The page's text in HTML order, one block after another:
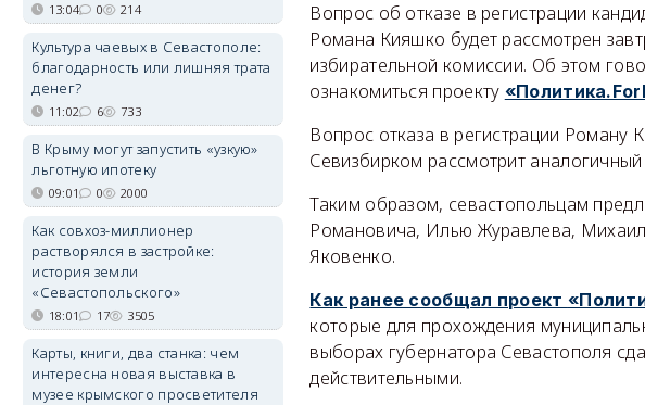
Вопрос об отказе в регистрации
Романа Кияшко будет рассмотрен
избирательной комиссии. Об этом
ознакомиться проекту
Вопрос отказа в регистрации Роману
Севизбирком рассмотрит
Таким образом, севастопольцам
Романовича, Илью Журавлева,
Яковенко.
Как ранее сообщал проект
которые для прохождения
выборах губернатора Севастополя
действительными.
13:04 0 214
Культура чаевых в Севастополе:
благодарность или лишняя трата
денег?
11:02 6 733
В Крыму могут запустить «узкую»
льготную ипотеку
09:01 0 2000
Как совхоз-миллионер
растворялся в застройке:
история земли
«Севастопольского»
18:01 17 3505
Карты, книги, два станка: чем
интересна новая выставка в
музее крымского просветителя